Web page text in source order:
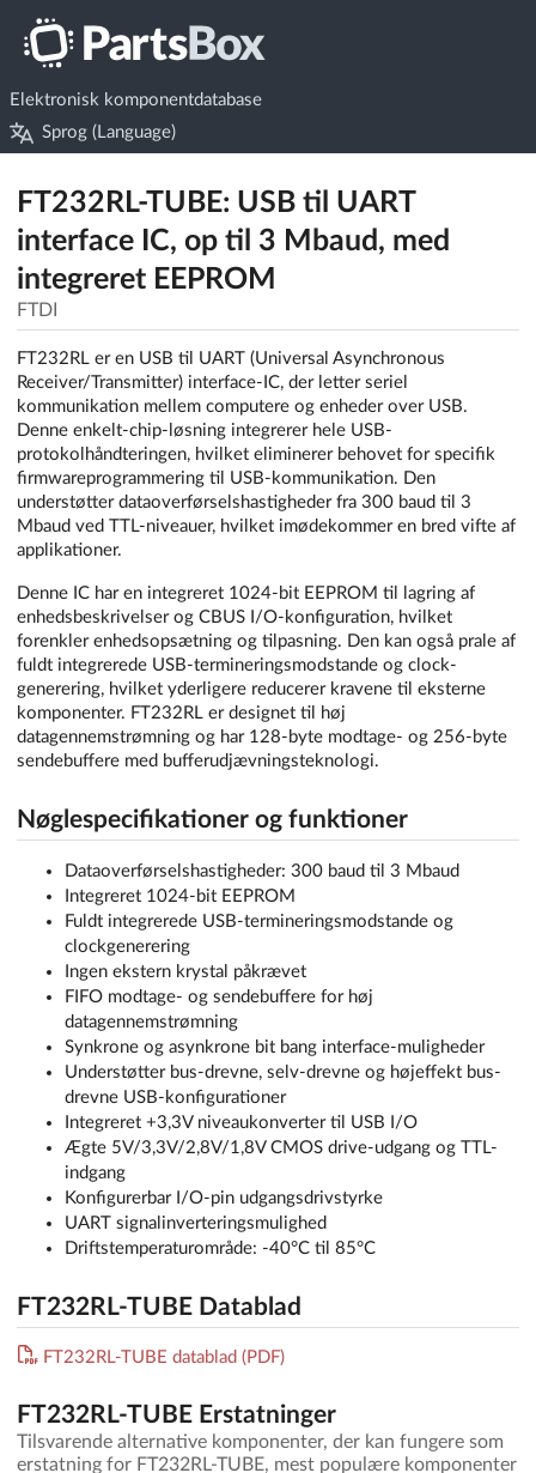
Elektronisk komponentdatabase
Sprog (Language)
FT232RL-TUBE: USB til UART
interface IC, op til 3 Mbaud, med
integreret EEPROM
FTDI
FT232RL er en USB til UART (Universal Asynchronous
Receiver/Transmitter) interface-IC, der letter seriel
kommunikation mellem computere og enheder over USB.
Denne enkelt-chip-løsning integrerer hele USB-
protokolhåndteringen, hvilket eliminerer behovet for specifik
firmwareprogrammering til USB-kommunikation. Den
understøtter dataoverførselshastigheder fra 300 baud til 3
Mbaud ved TTL-niveauer, hvilket imødekommer en bred vifte af
applikationer.
Denne IC har en integreret 1024-bit EEPROM til lagring af
enhedsbeskrivelser og CBUS I/O-konfiguration, hvilket
forenkler enhedsopsætning og tilpasning. Den kan også prale af
fuldt integrerede USB-termineringsmodstande og clock-
generering, hvilket yderligere reducerer kravene til eksterne
komponenter. FT232RL er designet til høj
datagennemstrømning og har 128-byte modtage- og 256-byte
sendebuffere med bufferudjævningsteknologi.
Nøglespecifikationer og funktioner
Dataoverførselshastigheder: 300 baud til 3 Mbaud
Integreret 1024-bit EEPROM
Fuldt integrerede USB-termineringsmodstande og
clockgenerering
Ingen ekstern krystal påkrævet
FIFO modtage- og sendebuffere for høj
datagennemstrømning
Synkrone og asynkrone bit bang interface-muligheder
Understøtter bus-drevne, selv-drevne og højeffekt bus-
drevne USB-konfigurationer
Integreret +3,3V niveaukonverter til USB I/O
Ægte 5V/3,3V/2,8V/1,8V CMOS drive-udgang og TTL-
indgang
Konfigurerbar I/O-pin udgangsdrivstyrke
UART signalinverteringsmulighed
Driftstemperaturområde: -40°C til 85°C
FT232RL-TUBE Datablad
FT232RL-TUBE datablad (PDF)
FT232RL-TUBE Erstatninger
Tilsvarende alternative komponenter, der kan fungere som
erstatning for FT232RL-TUBE, mest populære komponenter